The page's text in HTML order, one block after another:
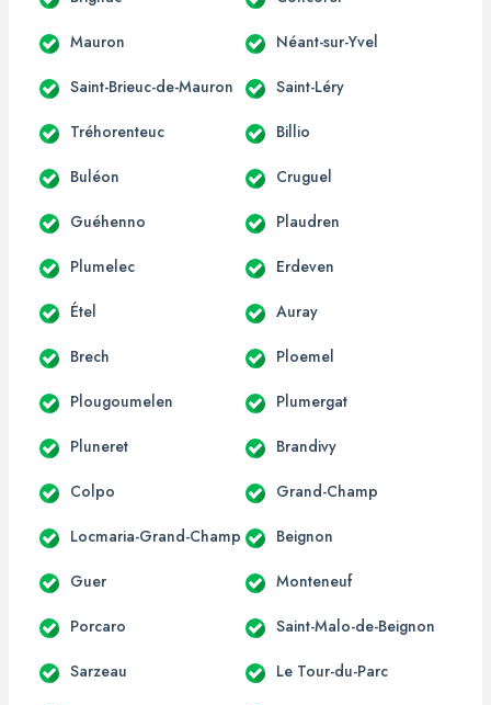
Mauron Néant-sur-Yvel
Saint-Brieuc-de-Mauron Saint-Léry
Tréhorenteuc Billio
Buléon Cruguel
Guéhenno Plaudren
Plumelec Erdeven
Étel Auray
Brech Ploemel
Plougoumelen Plumergat
Pluneret Brandivy
Colpo Grand-Champ
Locmaria-Grand-Champ Beignon
Guer Monteneuf
Porcaro Saint-Malo-de-Beignon
Sarzeau Le Tour-du-Parc